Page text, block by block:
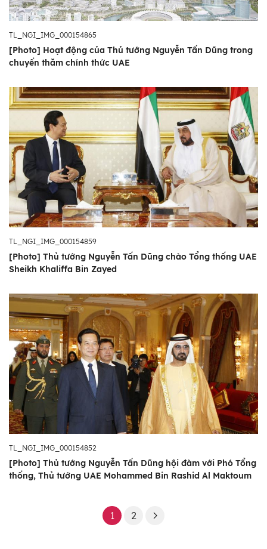
TL_NGI_IMG_000154865
[Photo] Hoạt động của Thủ tướng Nguyễn Tấn Dũng trong
chuyến thăm chính thức UAE
TL_NGI_IMG_000154859
[Photo] Thủ tướng Nguyễn Tấn Dũng chào Tổng thống UAE
Sheikh Khaliffa Bin Zayed
TL_NGI_IMG_000154852
[Photo] Thủ tướng Nguyễn Tấn Dũng hội đàm với Phó Tổng
thống, Thủ tướng UAE Mohammed Bin Rashid Al Maktoum
1 2